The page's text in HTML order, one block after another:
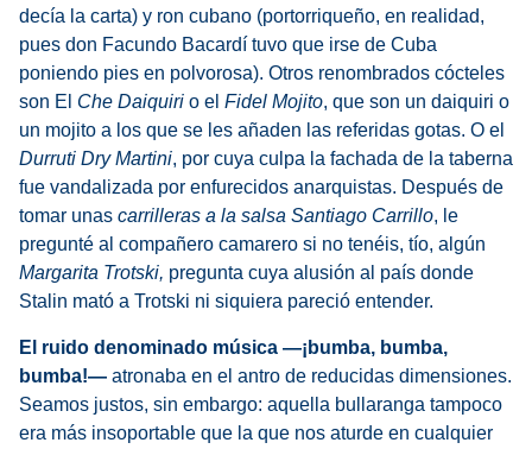
decía la carta) y ron cubano (portorriqueño, en realidad,
pues don Facundo Bacardí tuvo que irse de Cuba
poniendo pies en polvorosa). Otros renombrados cócteles
son El Che Daiquiri o el Fidel Mojito, que son un daiquiri o
un mojito a los que se les añaden las referidas gotas. O el
Durruti Dry Martini, por cuya culpa la fachada de la taberna
fue vandalizada por enfurecidos anarquistas. Después de
tomar unas carrilleras a la salsa Santiago Carrillo, le
pregunté al compañero camarero si no tenéis, tío, algún
Margarita Trotski, pregunta cuya alusión al país donde
Stalin mató a Trotski ni siquiera pareció entender.
El ruido denominado música —¡bumba, bumba,
bumba!— atronaba en el antro de reducidas dimensiones.
Seamos justos, sin embargo: aquella bullaranga tampoco
era más insoportable que la que nos aturde en cualquier